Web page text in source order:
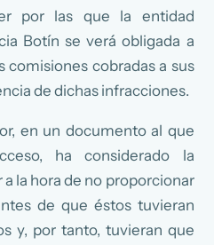
por las que la entidad
Botín se verá obligada a
comisiones cobradas a sus
de dichas infracciones.
en un documento al que
ha considerado la
la hora de no proporcionar
de que éstos tuvieran
y, por tanto, tuvieran que